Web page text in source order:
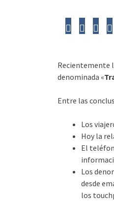
Recientemente
denominada «
Entre las
Los
Hoy la
El
Los
desde
los